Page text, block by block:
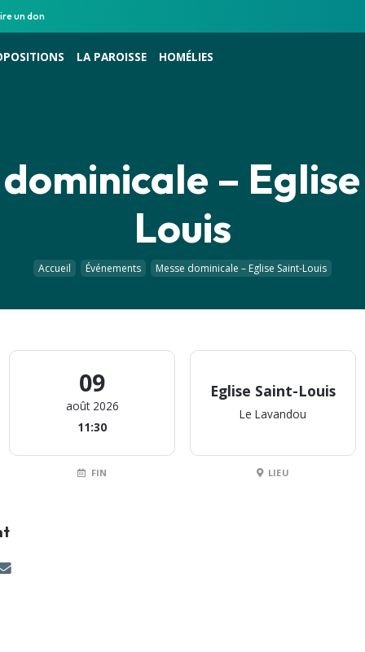
un don
LA PAROISSE HOMÉLIES
dominicale –
Louis
Accueil Événements Messe dominicale – Eglise Saint-Louis
09
août 2026
11:30
FIN
Eglise Saint-Louis
Le Lavandou
LIEU